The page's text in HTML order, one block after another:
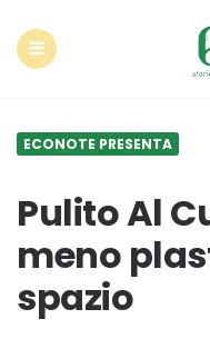
ECONOTE PRESENTA
Pulito Al
meno
spazio